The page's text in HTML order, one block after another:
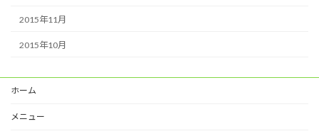
2015年11月
2015年10月
ホーム
メニュー